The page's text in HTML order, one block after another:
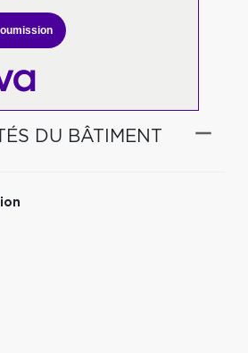
DU BÂTIMENT